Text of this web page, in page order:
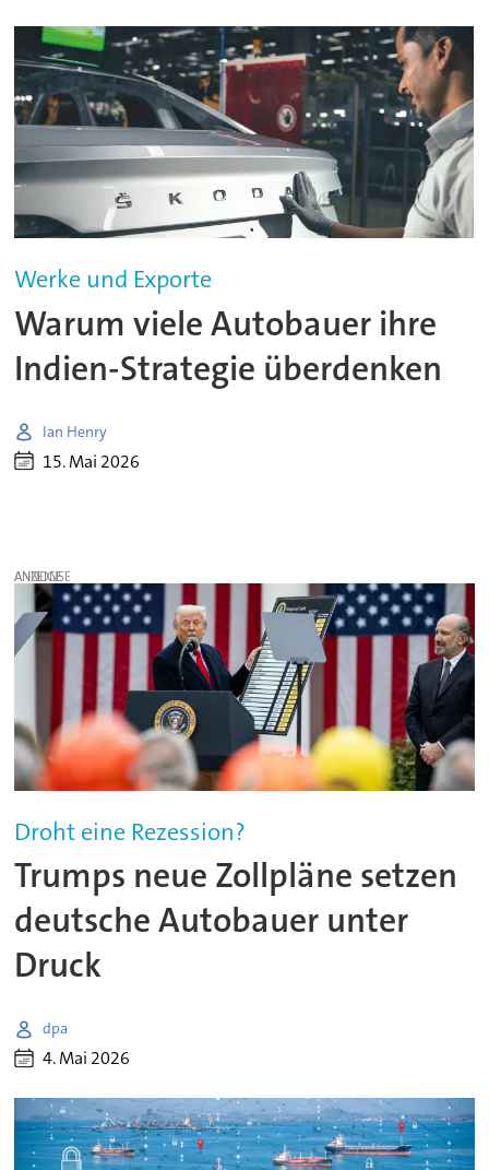
Werke und Exporte
Warum viele Autobauer ihre
Indien-Strategie überdenken
Ian Henry
15. Mai 2026
ANZEIGE
Droht eine Rezession?
Trumps neue Zollpläne setzen
deutsche Autobauer unter
Druck
dpa
4. Mai 2026